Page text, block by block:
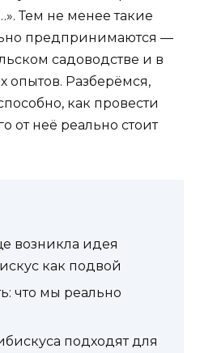
Тем не менее такие
предпринимаются —
садоводстве и в
опытов. Разберёмся,
как провести
от неё реально стоит
возникла идея
как подвой
что мы реально
подходят для